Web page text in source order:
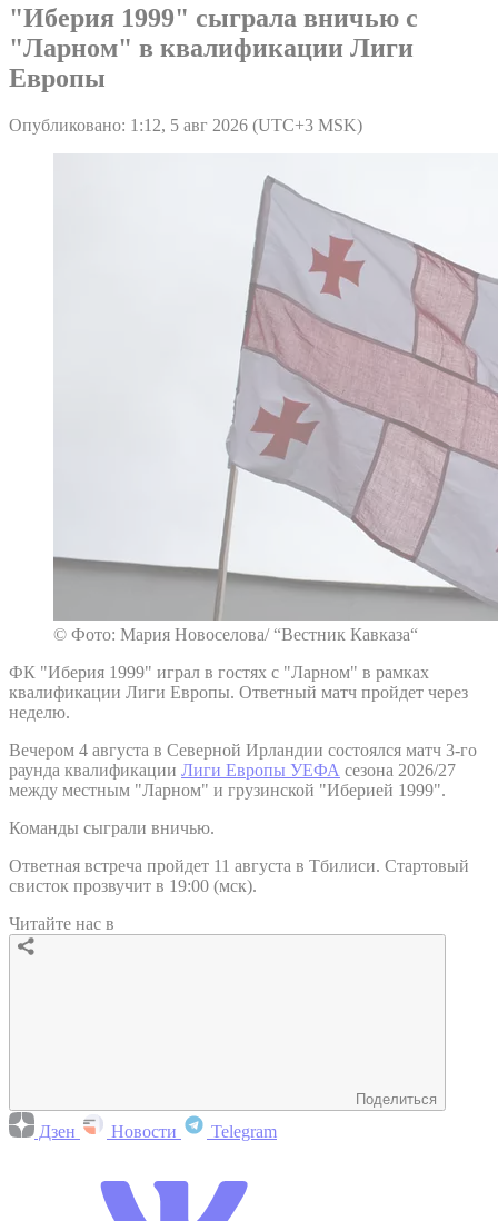
"Иберия 1999" сыграла вничью с
"Ларном" в квалификации Лиги
Европы
Опубликовано: 1:12, 5 авг 2026 (UTC+3 MSK)
© Фото: Мария Новоселова/ “Вестник Кавказа“
ФК "Иберия 1999" играл в гостях с "Ларном" в рамках
квалификации Лиги Европы. Ответный матч пройдет через
неделю.
Вечером 4 августа в Северной Ирландии состоялся матч 3-го
раунда квалификации Лиги Европы УЕФА сезона 2026/27
между местным "Ларном" и грузинской "Иберией 1999".
Команды сыграли вничью.
Ответная встреча пройдет 11 августа в Тбилиси. Стартовый
свисток прозвучит в 19:00 (мск).
Читайте нас в
Поделиться
Дзен Новости Telegram